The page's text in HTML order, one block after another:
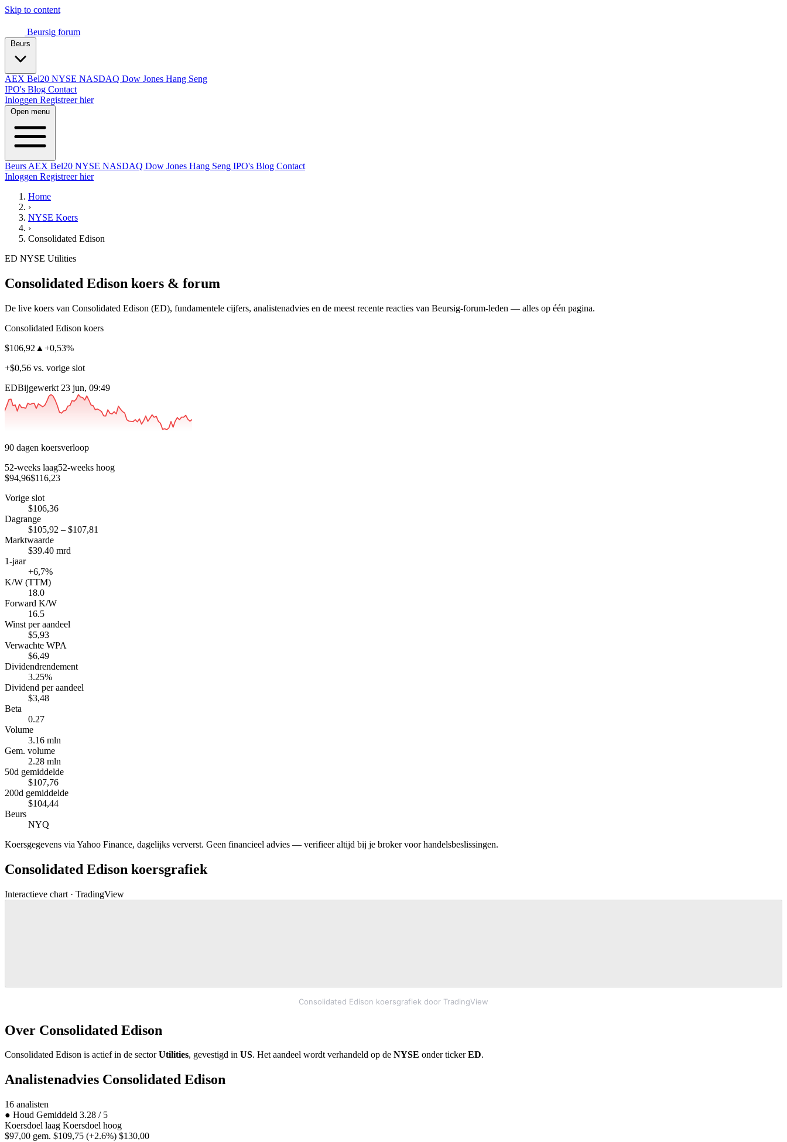
Skip to content
Beursig forum
AEX Bel20 NYSE NASDAQ Dow Jones Hang Seng
IPO's Blog Contact
Inloggen Registreer hier
Open menu
Beurs AEX Bel20 NYSE NASDAQ Dow Jones Hang Seng IPO's Blog Contact
Inloggen Registreer hier
Home
›
NYSE Koers
›
Consolidated Edison
ED NYSE Utilities
Consolidated Edison koers & forum
De live koers van Consolidated Edison (ED), fundamentele cijfers, analisten­advies en de meest recente reacties van Beursig-forum-leden — alles op één pagina.
Consolidated Edison koers
$106,92 ▲ +0,53%
+$0,56 vs. vorige slot
EDBijgewerkt 23 jun, 09:49
90 dagen koersverloop
52-weeks laag52-weeks hoog
$94,96$116,23
Vorige slot
$106,36
Dagrange
$105,92 – $107,81
Marktwaarde
$39.40 mrd
1-jaar
+6,7%
K/W (TTM)
18.0
Forward K/W
16.5
Winst per aandeel
$5,93
Verwachte WPA
$6,49
Dividendrendement
3.25%
Dividend per aandeel
$3,48
Beta
0.27
Volume
3.16 mln
Gem. volume
2.28 mln
50d gemiddelde
$107,76
200d gemiddelde
$104,44
Beurs
NYQ
Koersgegevens via Yahoo Finance, dagelijks ververst. Geen financieel advies — verifieer altijd bij je broker voor handelsbeslissingen.
Consolidated Edison koersgrafiek
Interactieve chart · TradingView
Consolidated Edison koersgrafiek door TradingView
Over Consolidated Edison
Consolidated Edison is actief in de sectorUtilities, gevestigd in US. Het aandeel wordt verhandeld op de NYSE onder tickerED.
Analistenadvies Consolidated Edison
16 analisten
● Houd Gemiddeld 3.28 / 5
Koersdoel laag Koersdoel hoog
$97,00 gem. $109,75 (+2.6%) $130,00